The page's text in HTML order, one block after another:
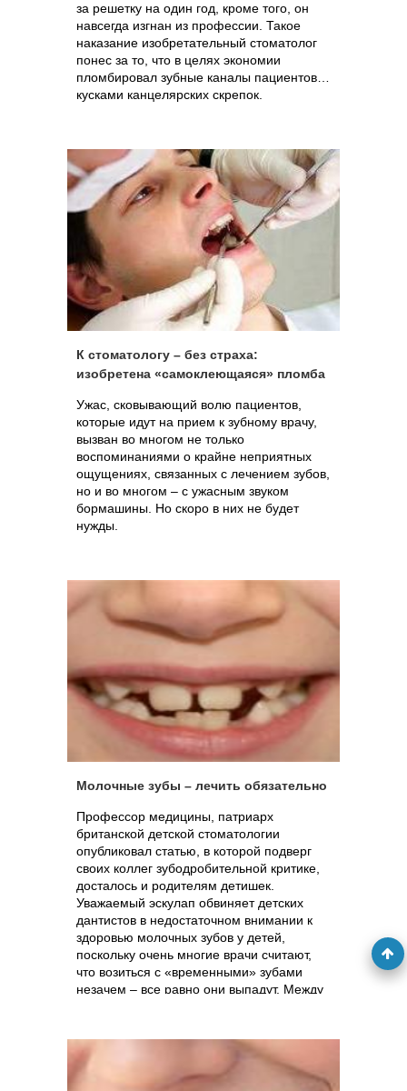
за решетку на один год, кроме того, он
навсегда изгнан из профессии. Такое
наказание изобретательный стоматолог
понес за то, что в целях экономии
пломбировал зубные каналы пациентов…
кусками канцелярских скрепок.
К стоматологу – без страха:
изобретена «самоклеющаяся» пломба
Ужас, сковывающий волю пациентов,
которые идут на прием к зубному врачу,
вызван во многом не только
воспоминаниями о крайне неприятных
ощущениях, связанных с лечением зубов,
но и во многом – с ужасным звуком
бормашины. Но скоро в них не будет
нужды.
Молочные зубы – лечить обязательно
Профессор медицины, патриарх
британской детской стоматологии
опубликовал статью, в которой подверг
своих коллег зубодробительной критике,
досталось и родителям детишек.
Уважаемый эскулап обвиняет детских
дантистов в недостаточном внимании к
здоровью молочных зубов у детей,
поскольку очень многие врачи считают,
что возиться с «временными» зубами
незачем – все равно они выпадут. Между
инфекции в опасной близости от
головного мозга и даже заражением
крови.